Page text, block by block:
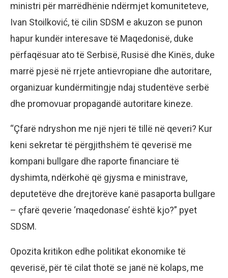
ministri për marrëdhënie ndërmjet komuniteteve,
Ivan Stoilković, të cilin SDSM e akuzon se punon
hapur kundër interesave të Maqedonisë, duke
përfaqësuar ato të Serbisë, Rusisë dhe Kinës, duke
marrë pjesë në rrjete antievropiane dhe autoritare,
organizuar kundërmitingje ndaj studentëve serbë
dhe promovuar propagandë autoritare kineze.
“Çfarë ndryshon me një njeri të tillë në qeveri? Kur
keni sekretar të përgjithshëm të qeverisë me
kompani bullgare dhe raporte financiare të
dyshimta, ndërkohë që gjysma e ministrave,
deputetëve dhe drejtorëve kanë pasaporta bullgare
– çfarë qeverie ‘maqedonase’ është kjo?” pyet
SDSM.
Opozita kritikon edhe politikat ekonomike të
qeverisë, për të cilat thotë se janë në kolaps, me